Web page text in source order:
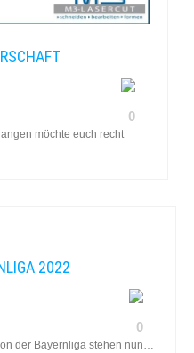
0
möchte euch recht
2022
0
der Bayernliga stehen nun…